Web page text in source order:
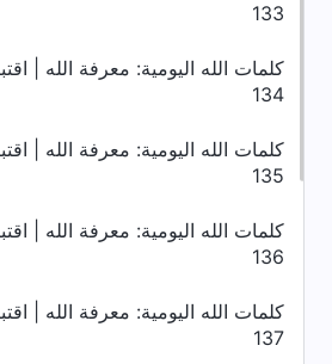
133
كلمات الله اليومية: معرفة الله |
134
كلمات الله اليومية: معرفة الله |
135
كلمات الله اليومية: معرفة الله |
136
كلمات الله اليومية: معرفة الله |
137